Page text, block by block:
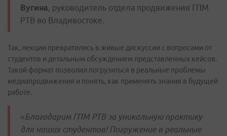
Вугина, руководитель отдела продвижения ГПМ
РТВ во Владивостоке.
Так, лекции превратились в живые дискуссии с вопросами от
студентов и детальным обсуждением представленных кейсов.
Такой формат позволил погрузиться в реальные проблемы
медиапродвижения и понять, как применять знания в будущей
работе.
«Благодарим ГПМ РТВ за уникальную практику
для наших студентов! Погружение в реальные